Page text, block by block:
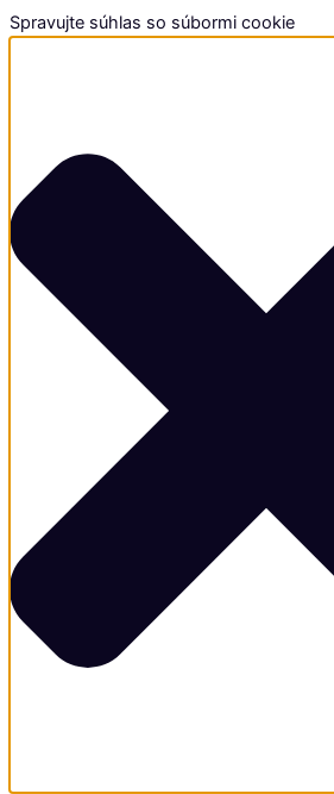
Spravujte súhlas so súbormi cookie